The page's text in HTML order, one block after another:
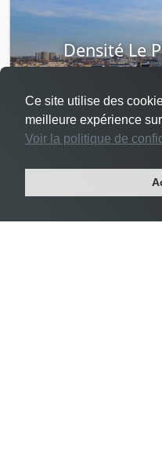
Densité Le
Département : SEINE-
Ce site utilise des
meilleure expérience
Voir la politique de